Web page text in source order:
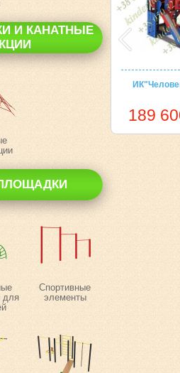
И КАНАТНЫЕ
для
Спортивные
элементы
189